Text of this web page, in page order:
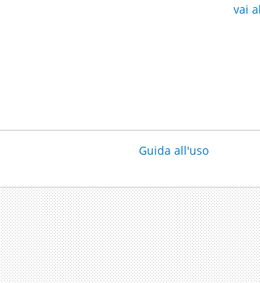
vai
Guida all'uso